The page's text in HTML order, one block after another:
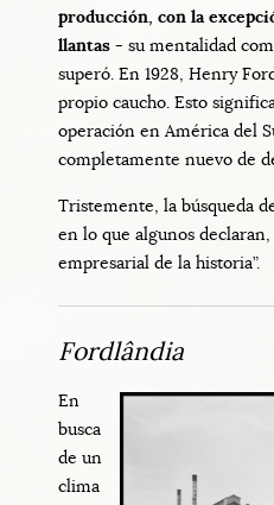
producción, con la
llantas - su mentalidad
superó. En 1928, Henry
propio caucho. Esto
operación en América del
completamente nuevo de
Tristemente, la búsqueda
en lo que algunos
empresarial de la historia”.
Fordlândia
En
busca
de un
clima